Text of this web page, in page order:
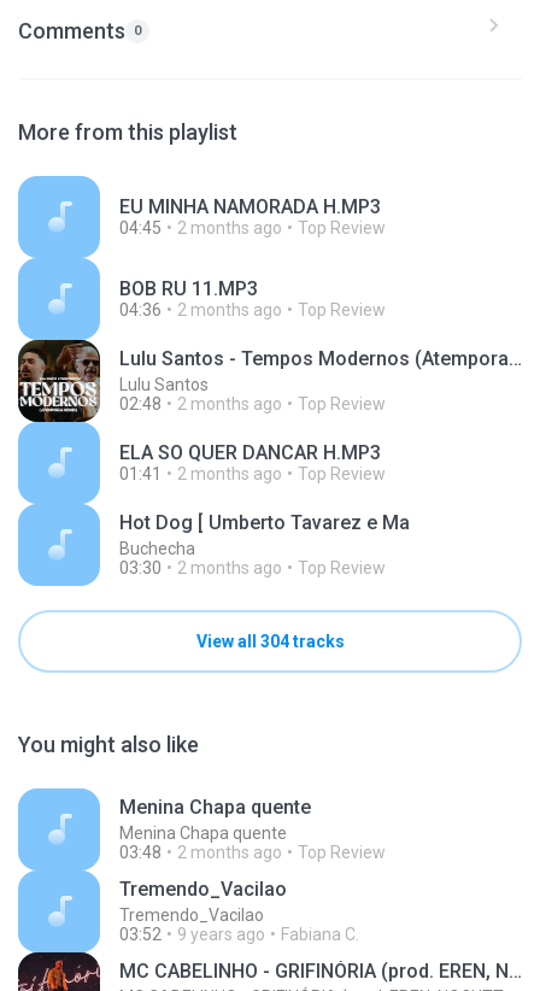
Comments 0
More from this playlist
EU MINHA NAMORADA H.MP3
04:45 2 months ago Top Review
BOB RU 11.MP3
04:36 2 months ago Top Review
Lulu Santos - Tempos Modernos (Atemporal Remix) part. PEDRO SAMPAIO
Lulu Santos
02:48
2 months ago Top Review
ELA SO QUER DANCAR H.MP3
01:41 2 months ago Top Review
Hot Dog [ Umberto Tavarez e Ma
Buchecha
03:30
2 months ago Top Review
View all 304 tracks
You might also like
Menina Chapa quente
Menina Chapa quente
03:48
2 months ago Top Review
Tremendo_Vacilao
Tremendo_Vacilao
03:52
9 years ago Fabiana C.
MC CABELINHO - GRIFINÓRIA (prod. EREN, NOCUTTY, ARIEL DONATO)